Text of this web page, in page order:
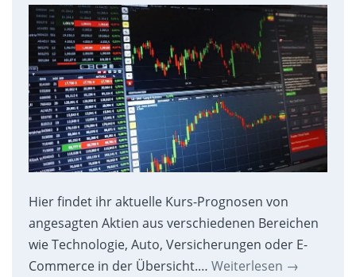
Hier findet ihr aktuelle Kurs-Prognosen von
angesagten Aktien aus verschiedenen Bereichen
wie Technologie, Auto, Versicherungen oder E-
Commerce in der Übersicht.… Weiterlesen →